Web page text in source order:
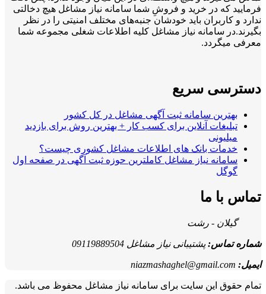
در خرید و فروشِ شما سامانه نیاز مشاغل هیچ دخالتی
باید خودشان جنبه‌های مختلف امنیتی را در نظر
نیاز مشاغل کلیه اطلاعات شغلی مجموعه شما
سریع
سامانه ثبت آگهی مشاغل در کل کشور
آنلاین برای کسب کار + بهترین روش برای بازدید
بانک های اطلاعات مشاغل کشوری چیست؟
نیاز مشاغل کاملترین حوزه ثبت آگهی در صفحه اول
ما
- رشت
پشتیبانی نیاز مشاغل 09119889504
سایت برای سامانه نیاز مشاغل محفوظ می باشد.